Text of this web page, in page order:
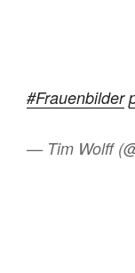
#Frauenbilder
— Tim Wolff